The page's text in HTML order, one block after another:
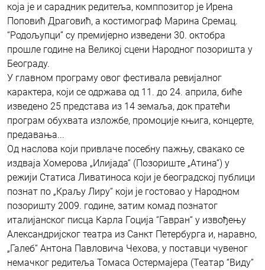
која је и сарадник редитеља, комппозитор је Ирена
Поповић Драговић, а костимограф Марина Сремац.
“Родољупци” су премијерно изведени 30. октобра
прошле године на Великој сцени Народног позоришта у
Београду.
У главном програму овог фестивала ревијалног
карактера, који се одржава од 11. до 24. априла, биће
изведено 25 представа из 14 земаља, док пратећи
програм обухвата изложбе, промоције књига, концерте,
предавања...
Од наслова који привлаче посебну пажњу, свакако се
издваја Хомерова „Илијада“ (Позориште „Атина“) у
режији Статиса Ливатиноса који је београдској публици
познат по „Краљу Лиру“ који је гостовао у Народном
позоришту 2009. године, затим комад познатог
италијанског писца Карла Гоција “Гавран“ у извођењу
Александријског театра из Санкт Петербурга и, наравно,
„Галеб“ Антона Павловича Чехова, у поставци чувеног
немачког редитеља Томаса Остермајера (Театар “Виду”